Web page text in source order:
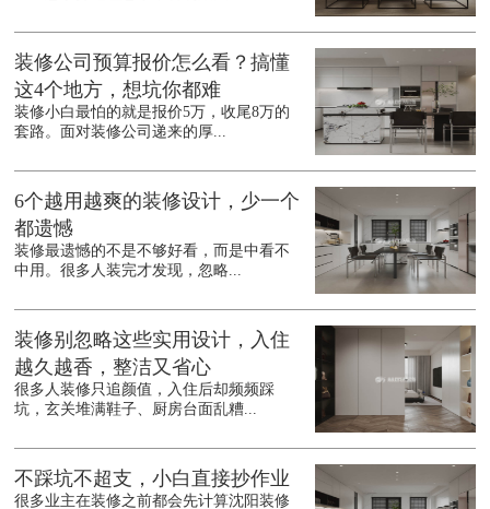
装修公司预算报价怎么看？搞懂
这4个地方，想坑你都难
装修小白最怕的就是报价5万，收尾8万的
套路。面对装修公司递来的厚...
6个越用越爽的装修设计，少一个
都遗憾
装修最遗憾的不是不够好看，而是中看不
中用。很多人装完才发现，忽略...
装修别忽略这些实用设计，入住
越久越香，整洁又省心
很多人装修只追颜值，入住后却频频踩
坑，玄关堆满鞋子、厨房台面乱糟...
不踩坑不超支，小白直接抄作业
很多业主在装修之前都会先计算沈阳装修